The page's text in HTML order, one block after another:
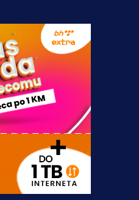
predsjednika
uskoro pravi
pojačanje:
želi obući